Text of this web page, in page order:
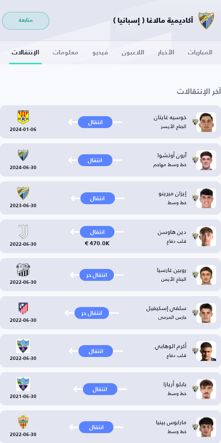
أكاديمية مالاغا ( إسبانيا ) متابعة
المباريات الأخبار اللاعبون فيديو معلومات الإنتقالات
آخر الإنتقالات
خوسيه غايتان
الجناح الأيسر انتقال
2024-01-06
آرون أوتشوا
خط وسط مهاجم انتقال
2024-06-30
إيزان ميرينو
خط وسط انتقال
2023-06-30
دين هاوسن
قلب دفاع
انتقال
470.0K €
2022-06-30
روبين غارسيا
الجناح الأيمن انتقال حر
2022-06-30
سلفي إسكيفيل
حارس المرمى انتقال حر
2022-06-30
أكرم الوهابي
قلب دفاع انتقال
2022-06-30
بابلو أريازا
خط وسط انتقال
2021-06-30
ماركوس بينيا
خط وسط انتقال
2022-06-30